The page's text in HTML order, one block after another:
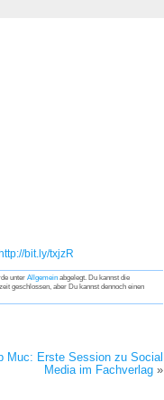
http://bit.ly/txjzR
unter Allgemein abgelegt. Du kannst die
geschlossen, aber Du kannst dennoch einen
Muc: Erste Session zu Social
Media im Fachverlag »